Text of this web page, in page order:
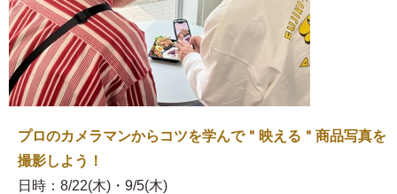
プロのカメラマンからコツを学んで＂映える＂商品写真を
撮影しよう！
日時：8/22(木)・9/5(木)